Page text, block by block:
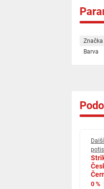
Značka
Barva
0 %